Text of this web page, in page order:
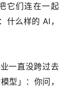
它们连在一起
什么样的 AI，
一直没跨过去
型」：你问，